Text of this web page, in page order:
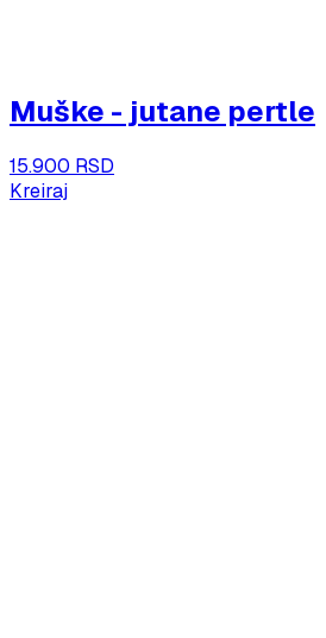
Muške - jutane pertle
15.900 RSD
Kreiraj